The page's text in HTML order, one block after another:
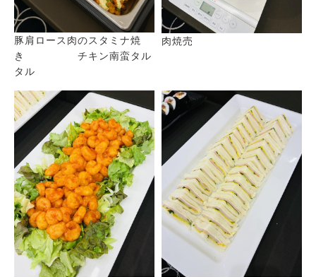
豚肩ロース肉のスタミナ焼
き チキン南蛮タル
タル
肉焼売